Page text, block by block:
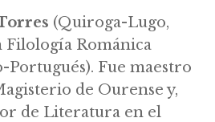
(Quiroga-Lugo,
Filología Románica
Portugués). Fue maestro
de Ourense y,
de Literatura en el